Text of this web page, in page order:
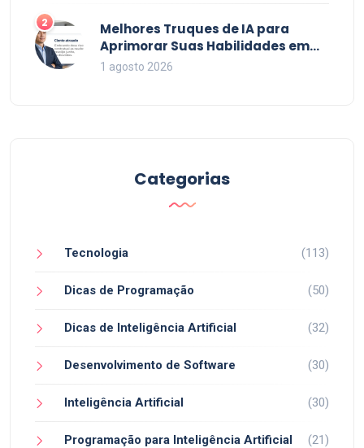
2
Melhores Truques de IA para
Aprimorar Suas Habilidades em
2026
1 agosto 2026
Categorias
Tecnologia (113)
Dicas de Programação (50)
Dicas de Inteligência Artificial (32)
Desenvolvimento de Software (30)
Inteligência Artificial (30)
Programação para Inteligência Artificial (21)